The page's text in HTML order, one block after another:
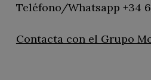
Teléfono/Whatsapp +34
Contacta con el Grupo